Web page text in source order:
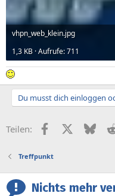
vhpn_web_klein.jpg
1,3 KB · Aufrufe: 711
Du musst dich einloggen
Teilen: FacebookX (Twitter)
Treffpunkt
Nichts mehr